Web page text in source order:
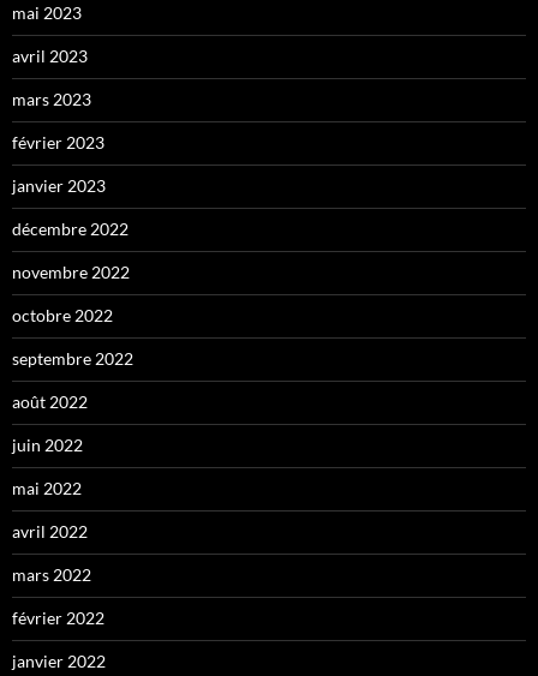
mai 2023
avril 2023
mars 2023
février 2023
janvier 2023
décembre 2022
novembre 2022
octobre 2022
septembre 2022
août 2022
juin 2022
mai 2022
avril 2022
mars 2022
février 2022
janvier 2022